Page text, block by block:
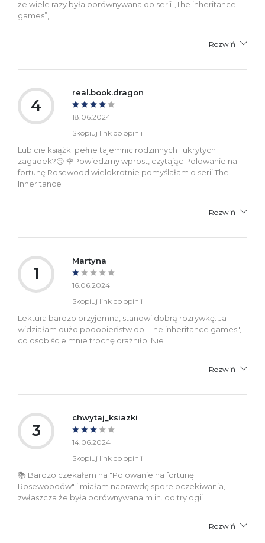
że wiele razy była porównywana do serii „The inheritance
games”,
Rozwiń
4
real.book.dragon
18.06.2024
Skopiuj link do opinii
Lubicie książki pełne tajemnic rodzinnych i ukrytych
zagadek?😏 🌹Powiedzmy wprost, czytając Polowanie na
fortunę Rosewood wielokrotnie pomyślałam o serii The
Inheritance
Rozwiń
1
Martyna
16.06.2024
Skopiuj link do opinii
Lektura bardzo przyjemna, stanowi dobrą rozrywkę. Ja
widziałam dużo podobieństw do "The inheritance games",
co osobiście mnie trochę drażniło. Nie
Rozwiń
3
chwytaj_ksiazki
14.06.2024
Skopiuj link do opinii
📚 Bardzo czekałam na "Polowanie na fortunę
Rosewoodów" i miałam naprawdę spore oczekiwania,
zwłaszcza że była porównywana m.in. do trylogii
Rozwiń